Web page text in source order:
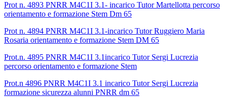
Prot n. 4893 PNRR M4C1I 3.1- incarico Tutor Martellotta percorso
orientamento e formazione Stem Dm 65
Prot n. 4894 PNRR M4C1I 3.1-incarico Tutor Ruggiero Maria
Rosaria orientamento e formazione Stem DM 65
Prot.n. 4895 PNRR M4C1I 3.1incarico Tutor Sergi Lucrezia
percorso orientamento e formazione Stem
Prot.n 4896 PNRR M4C1I 3.1 incarico Tutor Sergi Lucrezia
formazione sicurezza alunni PNRR dm 65